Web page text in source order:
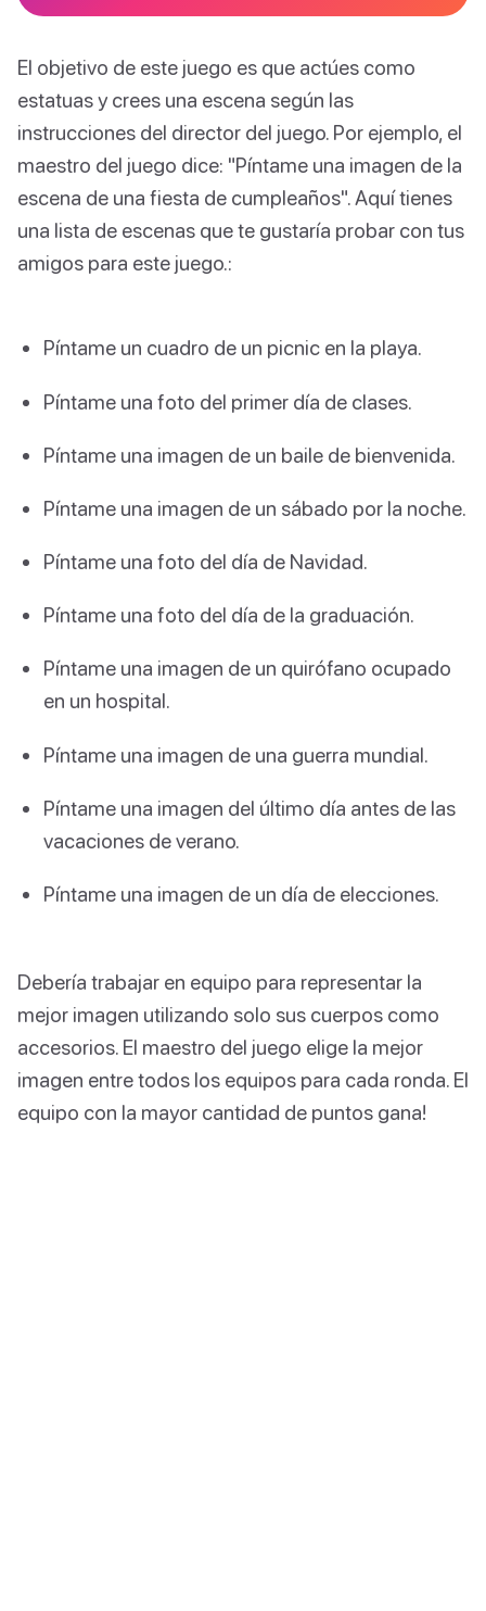
El objetivo de este juego es que actúes como
estatuas y crees una escena según las
instrucciones del director del juego. Por ejemplo, el
maestro del juego dice: "Píntame una imagen de la
escena de una fiesta de cumpleaños". Aquí tienes
una lista de escenas que te gustaría probar con tus
amigos para este juego.:
Píntame un cuadro de un picnic en la playa.
Píntame una foto del primer día de clases.
Píntame una imagen de un baile de bienvenida.
Píntame una imagen de un sábado por la noche.
Píntame una foto del día de Navidad.
Píntame una foto del día de la graduación.
Píntame una imagen de un quirófano ocupado
en un hospital.
Píntame una imagen de una guerra mundial.
Píntame una imagen del último día antes de las
vacaciones de verano.
Píntame una imagen de un día de elecciones.
Debería trabajar en equipo para representar la
mejor imagen utilizando solo sus cuerpos como
accesorios. El maestro del juego elige la mejor
imagen entre todos los equipos para cada ronda. El
equipo con la mayor cantidad de puntos gana!